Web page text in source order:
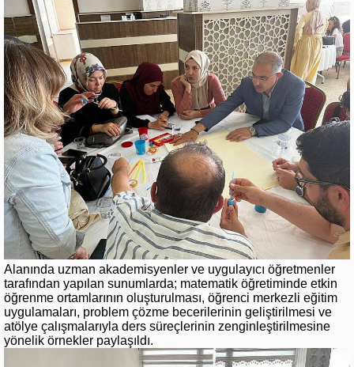
Alanında uzman akademisyenler ve uygulayıcı öğretmenler
tarafından yapılan sunumlarda; matematik öğretiminde etkin
öğrenme ortamlarının oluşturulması, öğrenci merkezli eğitim
uygulamaları, problem çözme becerilerinin geliştirilmesi ve
atölye çalışmalarıyla ders süreçlerinin zenginleştirilmesine
yönelik örnekler paylaşıldı.